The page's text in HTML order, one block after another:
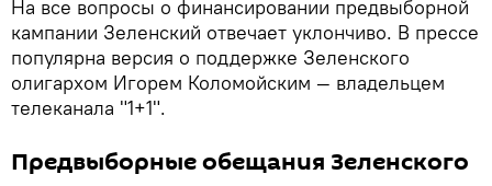
На все вопросы о финансировании предвыборной
кампании Зеленский отвечает уклончиво. В прессе
популярна версия о поддержке Зеленского
олигархом Игорем Коломойским — владельцем
телеканала "1+1".
Предвыборные обещания Зеленского